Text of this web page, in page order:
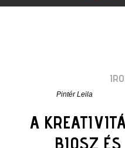
Pintér Leila
A
BIOSZ ÉS